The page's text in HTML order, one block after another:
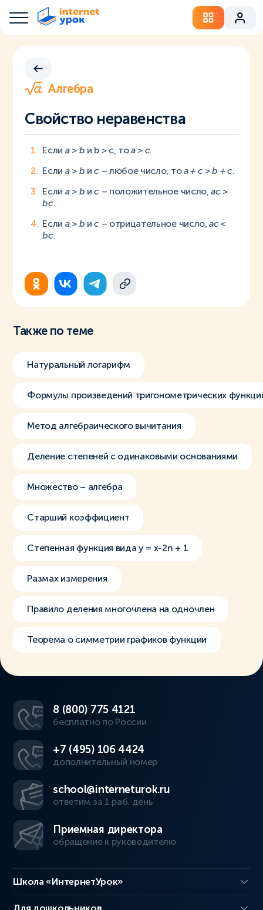
Алгебра
Свойство неравенства
Если a > b и b > c, тоa > c.
Если a > b иc– любое число, тоa + c > b + c.
Если a > b иc– положительное число,ac >
bc.
Если a > b иc– отрицательное число,ac <
bc.
Также по теме
Натуральный логарифм
Формулы произведений тригонометрических
Метод алгебраического вычитания
Деление степеней с одинаковыми основаниями
Множество – алгебра
Старший коэффициент
Степенная функция вида y = x-2n + 1
Размах измерения
Правило деления многочлена на одночлен
Теорема о симметрии графиков функции
8 (800) 775 4121
бесплатно по России
+7 (495) 106 4424
дополнительный номер
school@interneturok.ru
ответим за 1 раб. день
Приемная директора
обращение к руководителю
Школа «ИнтернетУрок»
Для дошкольников